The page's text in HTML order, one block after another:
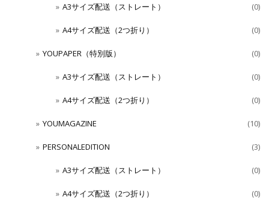
A3サイズ配送（ストレート） (0)
A4サイズ配送（2つ折り） (0)
YOUPAPER（特別版） (0)
A3サイズ配送（ストレート） (0)
A4サイズ配送（2つ折り） (0)
YOUMAGAZINE (10)
PERSONALEDITION (3)
A3サイズ配送（ストレート） (0)
A4サイズ配送（2つ折り） (0)